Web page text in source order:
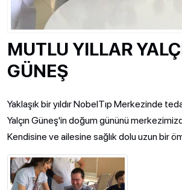
MUTLU YILLAR
GÜNEŞ
Yaklaşık bir yıldır NobelTıp Merkezinde
Yalçın Güneş'in doğum gününü
Kendisine ve ailesine sağlık dolu uzun bir